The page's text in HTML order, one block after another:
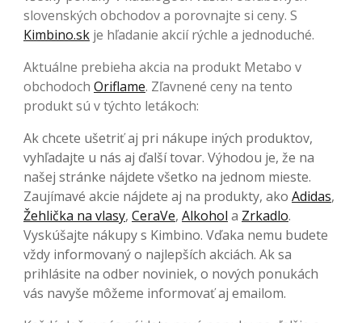
slovenských obchodov a porovnajte si ceny. S
Kimbino.sk je hľadanie akcií rýchle a jednoduché.
Aktuálne prebieha akcia na produkt Metabo v
obchodoch Oriflame. Zľavnené ceny na tento
produkt sú v týchto letákoch:
Ak chcete ušetriť aj pri nákupe iných produktov,
vyhľadajte u nás aj ďalší tovar. Výhodou je, že na
našej stránke nájdete všetko na jednom mieste.
Zaujímavé akcie nájdete aj na produkty, ako Adidas,
Žehlička na vlasy, CeraVe, Alkohol a Zrkadlo.
Vyskúšajte nákupy s Kimbino. Vďaka nemu budete
vždy informovaný o najlepších akciách. Ak sa
prihlásite na odber noviniek, o nových ponukách
vás navyše môžeme informovať aj emailom.